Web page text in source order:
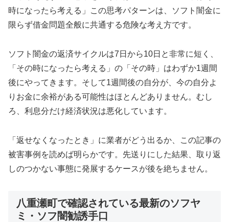
時になったら考える」この思考パターンは、ソフト闇金に
限らず借金問題全般に共通する危険な考え方です。
ソフト闇金の返済サイクルは7日から10日と非常に短く、
「その時になったら考える」の「その時」はわずか1週間
後にやってきます。そして1週間後の自分が、今の自分よ
りお金に余裕がある可能性はほとんどありません。むし
ろ、利息分だけ経済状況は悪化しています。
「返せなくなったとき」に業者がどう出るか、この記事の
被害事例を読めば明らかです。先送りにした結果、取り返
しのつかない事態に発展するケースが後を絶ちません。
八重瀬町で確認されている最新のソフヤ
ミ・ソフ闇勧誘手口